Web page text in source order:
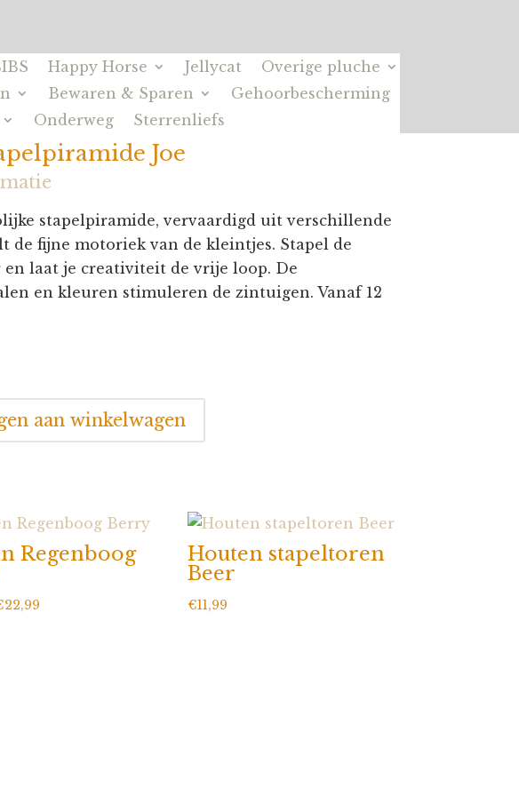
Happy Horse Jellycat
Overige pluche
Bewaren & Sparen
Gehoorbescherming
Onderweg Sterrenliefs
Joe
stapelpiramide, vervaardigd uit verschillende
de fijne motoriek van de kleintjes. Stapel de
en laat je creativiteit de vrije loop. De
en kleuren stimuleren de zintuigen. Vanaf 12
aan winkelwagen
Regenboog
22,99
Houten stapeltoren
Beer
€11,99